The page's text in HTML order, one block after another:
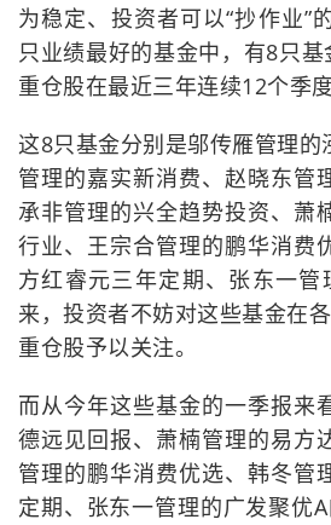
为稳定、投资者可以“抄作业”
只业绩最好的基金中，有8只
重仓股在最近三年连续12个季
这8只基金分别是邬传雁管理的
管理的嘉实新消费、赵晓东管
承非管理的兴全趋势投资、萧
行业、王宗合管理的鹏华消费
方红睿元三年定期、张东一
来，投资者不妨对这些基金在
重仓股予以关注。
而从今年这些基金的一季报来
德远见回报、萧楠管理的易方
管理的鹏华消费优选、韩冬管
定期、张东一管理的广发聚优